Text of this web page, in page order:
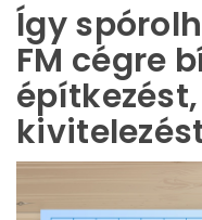
Így
FM cégre